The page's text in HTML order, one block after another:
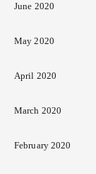
June 2020
May 2020
April 2020
March 2020
February 2020